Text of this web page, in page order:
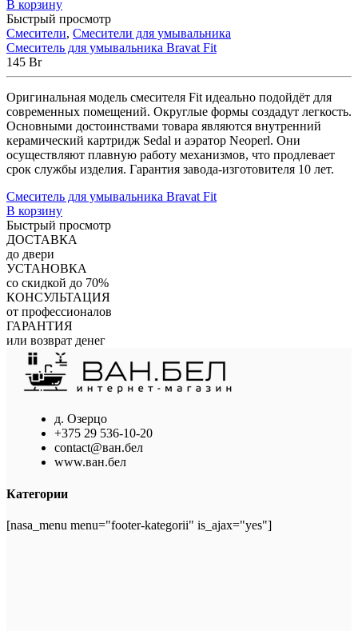
В корзину
Быстрый просмотр
Смесители, Смесители для умывальника
Смеситель для умывальника Bravat Fit
145 Br
Оригинальная модель смесителя Fit идеально подойдёт для
современных помещений. Округлые формы создадут легкость.
Основными достоинствами товара являются внутренний
керамический картридж Sedal и аэратор Neoperl. Они
осуществляют плавную работу механизмов, что продлевает
срок службы изделия. Гарантия завода-изготовителя 10 лет.
Смеситель для умывальника Bravat Fit
В корзину
Быстрый просмотр
ДОСТАВКА
до двери
УСТАНОВКА
со скидкой до 70%
КОНСУЛЬТАЦИЯ
от профессионалов
ГАРАНТИЯ
или возврат денег
д. Озерцо
+375 29 536-10-20
contact@ван.бел
www.ван.бел
Категории
[nasa_menu menu="footer-kategorii" is_ajax="yes"]